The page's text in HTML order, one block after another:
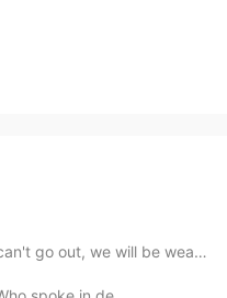
we will be wearing them ...